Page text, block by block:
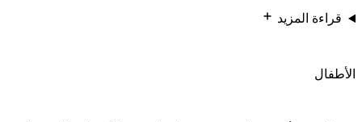
قراءة المزيد
الأطفال